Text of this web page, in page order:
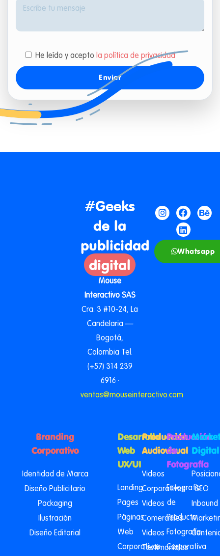
He leído y acepto la política de privacidad
#Geeks
de la
publicidad
digital
Mouse
Interactivo SAS
Cra. 3 #10-24, La
Candelaria —
Bogotá,
Colombia Tel.
(+57) 314 239
6916 ·
ventas@mouseinteractivo.com
Whatsapp
Branding
Corporativo
Identidad de Marca
Diseño Publicitario
Packaging
Ilustración
Diseño Editorial
Desarrollo
Web
UX/UI
Landing
Pages
Páginas
Web
Corporativas
Producción
Audiovisual
Videos
Corporativos
Videos
Comerciales
Videos
Testimoniales
Producción
de
Fotografía
Fotografía
de
Producto
Fotografía
Corporativa
Digital
SEO
Inbound